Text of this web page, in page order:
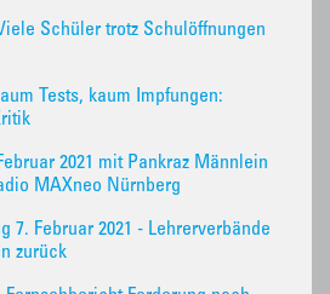
Schüler trotz Schulöffnungen
Tests, kaum Impfungen:
2021 mit Pankraz Männlein
MAXneo Nürnberg
7. Februar 2021 - Lehrerverbände
zurück